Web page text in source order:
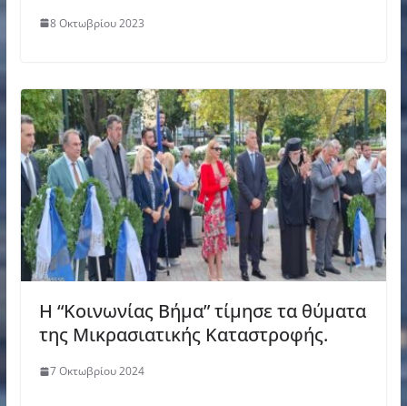
8 Οκτωβρίου 2023
Η “Κοινωνίας Βήμα” τίμησε τα θύματα
της Μικρασιατικής Καταστροφής.
7 Οκτωβρίου 2024